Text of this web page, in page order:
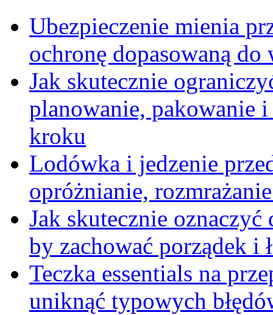
Ubezpieczenie mienia
ochronę dopasowaną
Jak skutecznie
planowanie, pakowanie
kroku
Lodówka i jedzenie
opróżnianie,
Jak skutecznie
by zachować porządek i
Teczka essentials na
uniknąć typowych